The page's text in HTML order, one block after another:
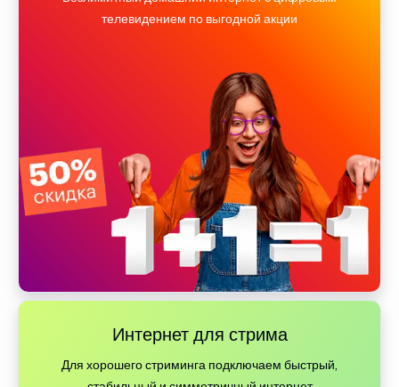
телевидением по выгодной акции
Интернет для стрима
Для хорошего стриминга подключаем быстрый,